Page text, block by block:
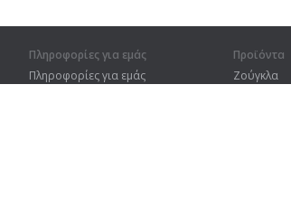
Πληροφορίες για εμάς
Πληροφορίες για εμάς
Προϊόντα
Ζούγκλα